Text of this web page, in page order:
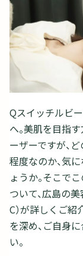
Qスイッチルビ
へ。美肌を目指
ーザーですが、
程度なのか、気
ょうか。そこで
ついて、広島の
C）が詳しくご紹
を深め、ご自身
い。